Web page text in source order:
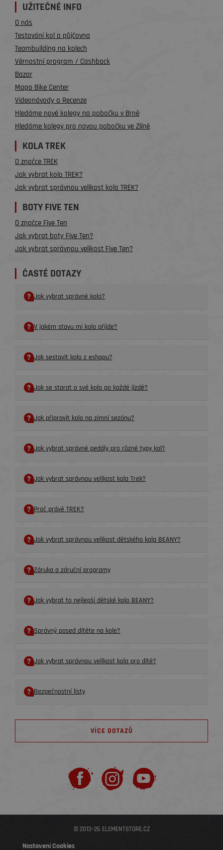
UŽITEČNÉ INFO
O nás
Testování kol a půjčovna
Teambuilding na kolech
Věrnostní program / Cashback
Bazar
Mapa Bike Center
Videonávody a Recenze
Hledáme nové kolegy na pobočku v Brně
Hledáme kolegy pro novou pobočku ve Zlíně
KOLA TREK
O značce TREK
Jak vybrat kolo TREK?
Jak vybrat správnou velikost kola TREK?
BOTY FIVE TEN
O značce Five Ten
Jak vybrat boty Five Ten?
Jak vybrat správnou velikost Five Ten?
ČASTÉ DOTAZY
Jak vybrat správné kolo?
V jakém stavu mi kolo příjde?
Jak sestavit kolo z eshopu?
Jak se starat o své kolo po každé jízdě?
Jak připravit kolo na zimní sezónu?
Jak vybrat správné pedály pro různé typy kol?
Jak vybrat správnou velikost kola Trek?
Proč právě TREK?
Jak vybrat správnou velikost dětského kola BEANY?
Záruka a záruční programy
Jak vybrat to nejlepší dětské kolo BEANY?
Správný posed dítěte na kole?
Jak vybrat správnou velikost kola pro dítě?
Bezpečnostní listy
VÍCE DOTAZŮ
© 2013–26 ELEMENTSTORE.CZ
Nastavení Cookies